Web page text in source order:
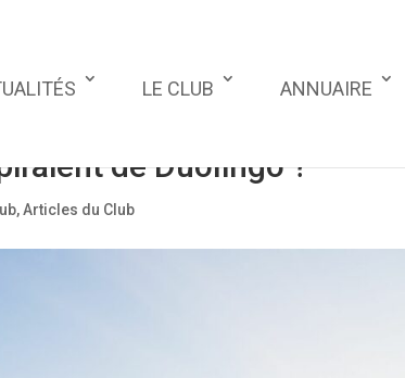
LE CLUB ANNUAIRE
de Duolingo ?
,Articles du Club